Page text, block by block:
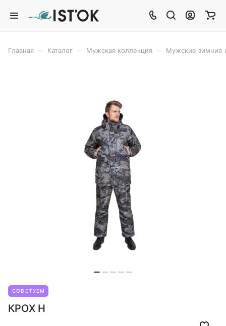
Главная Каталог Мужская коллекция Мужские зимние
СОВЕТУЕМ
КРОХ Н